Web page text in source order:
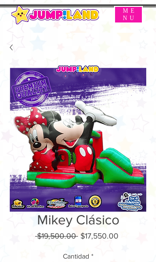
ME
NU
Mikey Clásico
$19,500.00 Precio
$17,550.00
Cantidad *